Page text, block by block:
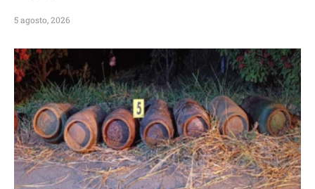
5 agosto, 2026